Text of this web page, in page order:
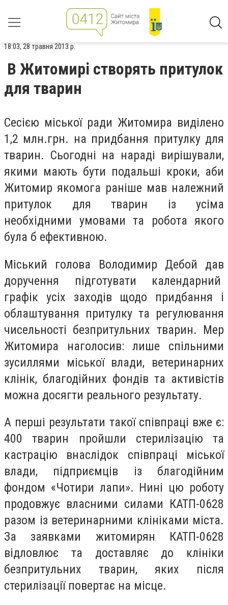
18:03, 28 травня 2013 р.
В Житомирі створять притулок
для тварин
Сесією міської ради Житомира виділено
1,2 млн.грн. на придбання притулку для
тварин. Сьогодні на нараді вирішували,
якими мають бути подальші кроки, аби
Житомир якомога раніше мав належний
притулок для тварин із усіма
необхідними умовами та робота якого
була б ефективною.
Міський голова Володимир Дебой дав
доручення підготувати календарний
графік усіх заходів щодо придбання і
облаштування притулку та регулювання
чисельності безпритульних тварин. Мер
Житомира наголосив: лише спільними
зусиллями міської влади, ветеринарних
клінік, благодійних фондів та активістів
можна досягти реального результату.
А перші результати такої співпраці вже є:
400 тварин пройшли стерилізацію та
кастрацію внаслідок співпраці міської
влади, підприємців із благодійним
фондом «Чотири лапи». Нині цю роботу
продовжує власними силами КАТП-0628
разом із ветеринарними клініками міста.
За заявками житомирян КАТП-0628
відловлює та доставляє до клініки
безпритульних тварин, яких після
стерилізації повертає на місце.